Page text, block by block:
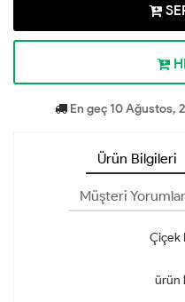
En geç 10 Ağustos,
Ürün Bilgileri
Müşteri
Çiçek
ürün